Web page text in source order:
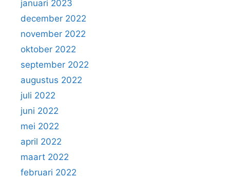
januari 2023
december 2022
november 2022
oktober 2022
september 2022
augustus 2022
juli 2022
juni 2022
mei 2022
april 2022
maart 2022
februari 2022